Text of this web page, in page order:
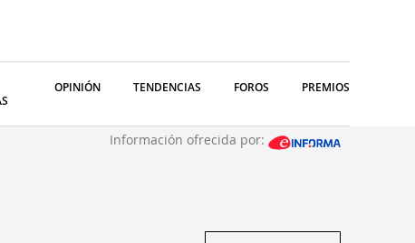
OPINIÓN TENDENCIAS FOROS PREMIOS
Información ofrecida por: